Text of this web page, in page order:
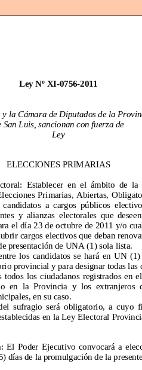
Ley Nº XI-0756-2011
y la Cámara de Diputados de la
San Luis, sancionan con fuerza de
Ley
ELECCIONES PRIMARIAS
Establecer en el ámbito de la p
Primarias, Abiertas,
a cargos públicos electivos
y alianzas electorales que deseen
el día 23 de octubre de 2011 y/o
cargos electivos que deban
presentación de UNA (1) sola lista.
los candidatos se hará enUN (1)
provincial y para designar todas las
todos los ciudadanos registrados en el
en la Provincia y los extranjeros
, en su caso
sufragio será obligatorio, a cuyo fin
en la Ley Electoral
El Poder Ejecutivo convocará a
) días de la promulgación de la